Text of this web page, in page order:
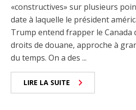
«constructives» sur plusieurs
date à laquelle le président
Trump entend frapper le Canada
droits de douane, approche à
du temps. On a des ...
LIRE LA SUITE